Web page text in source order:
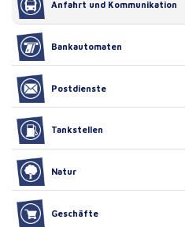
Anfahrt und Kommunikation
Bankautomaten
Postdienste
Tankstellen
Natur
Geschäfte